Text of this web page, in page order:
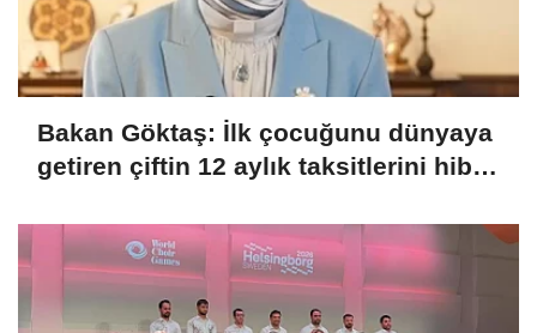
Bakan Göktaş: İlk çocuğunu dünyaya
getiren çiftin 12 aylık taksitlerini hibe